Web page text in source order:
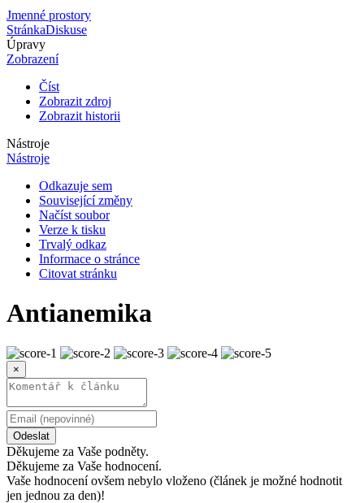
Jmenné prostory
StránkaDiskuse
Úpravy
Zobrazení
Číst
Zobrazit zdroj
Zobrazit historii
Nástroje
Nástroje
Odkazuje sem
Související změny
Načíst soubor
Verze k tisku
Trvalý odkaz
Informace o stránce
Citovat stránku
Antianemika
×
Odeslat
Děkujeme za Vaše podněty.
Děkujeme za Vaše hodnocení.
Vaše hodnocení ovšem nebylo vloženo (článek je možné hodnotit
jen jednou za den)!